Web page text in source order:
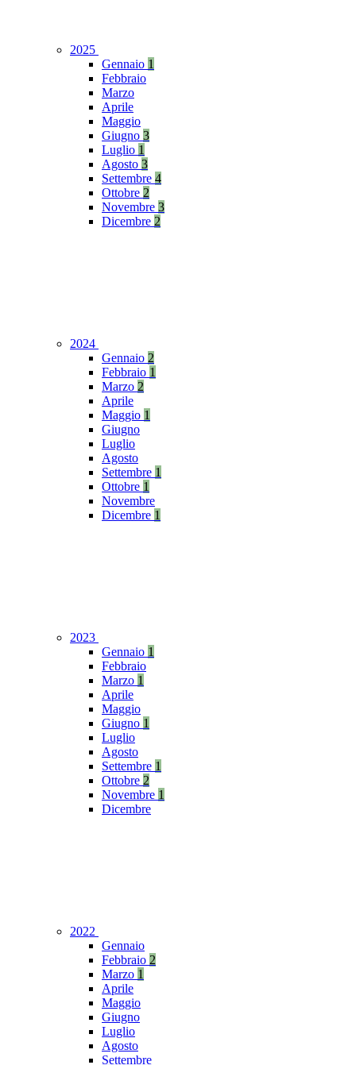
2025
Gennaio 1
Febbraio
Marzo
Aprile
Maggio
Giugno 3
Luglio 1
Agosto 3
Settembre 4
Ottobre 2
Novembre 3
Dicembre 2
2024
Gennaio 2
Febbraio 1
Marzo 2
Aprile
Maggio 1
Giugno
Luglio
Agosto
Settembre 1
Ottobre 1
Novembre
Dicembre 1
2023
Gennaio 1
Febbraio
Marzo 1
Aprile
Maggio
Giugno 1
Luglio
Agosto
Settembre 1
Ottobre 2
Novembre 1
Dicembre
2022
Gennaio
Febbraio 2
Marzo 1
Aprile
Maggio
Giugno
Luglio
Agosto
Settembre